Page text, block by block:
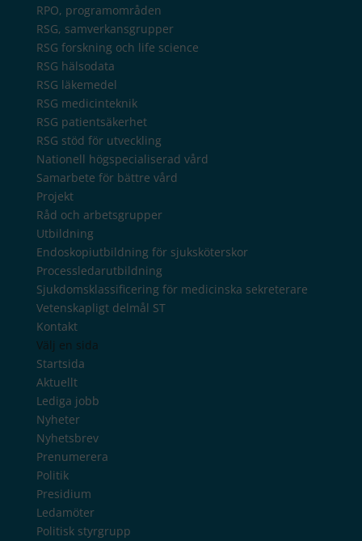
RPO, programområden
RSG, samverkansgrupper
RSG forskning och life science
RSG hälsodata
RSG läkemedel
RSG medicinteknik
RSG patientsäkerhet
RSG stöd för utveckling
Nationell högspecialiserad vård
Samarbete för bättre vård
Projekt
Råd och arbetsgrupper
Utbildning
Endoskopiutbildning för sjuksköterskor
Processledarutbildning
Sjukdomsklassificering för medicinska sekreterare
Vetenskapligt delmål ST
Kontakt
Välj en sida
Startsida
Aktuellt
Lediga jobb
Nyheter
Nyhetsbrev
Prenumerera
Politik
Presidium
Ledamöter
Politisk styrgrupp